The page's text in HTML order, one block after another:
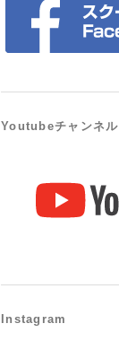
Youtubeチャンネル
Instagram